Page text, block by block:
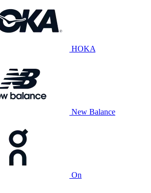
HOKA
New Balance
On